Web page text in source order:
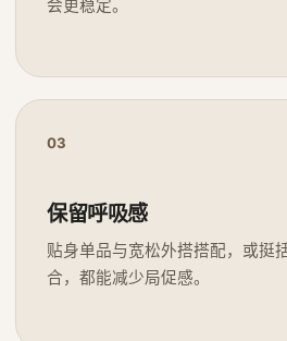
会更稳定。
03
保留呼吸感
贴身单品与宽松外搭搭配，或挺
合，都能减少局促感。